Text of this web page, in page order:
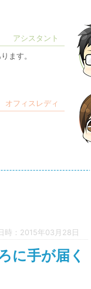
ます。
時：2015年03月28日
に手が届く